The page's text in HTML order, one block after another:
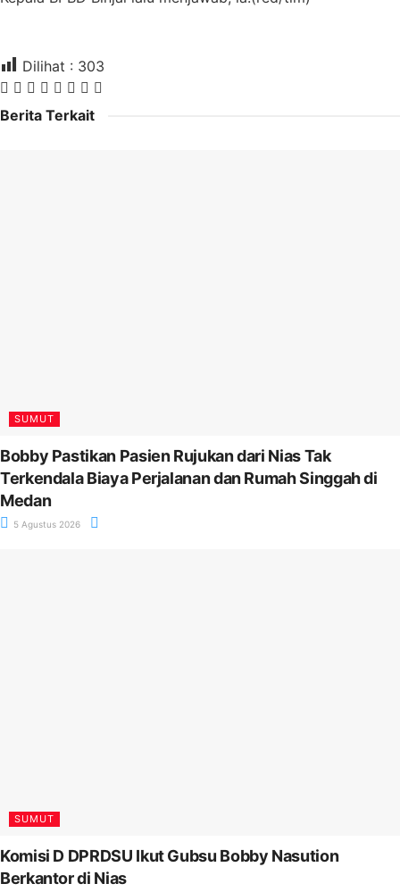
Dilihat : 303
Berita Terkait
SUMUT
Bobby Pastikan Pasien Rujukan dari Nias Tak
Terkendala Biaya Perjalanan dan Rumah Singgah di
Medan
5 Agustus 2026
SUMUT
Komisi D DPRDSU Ikut Gubsu Bobby Nasution
Berkantor di Nias